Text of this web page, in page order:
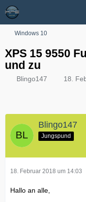
Windows 10
XPS 15 9550
und zu
Blingo147 18.
Blingo147
Jungspund
18. Februar 2018 um 14:03
Hallo an alle,